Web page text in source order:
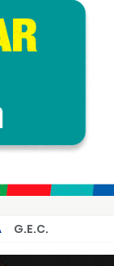
G.E.C.
O BRASIL